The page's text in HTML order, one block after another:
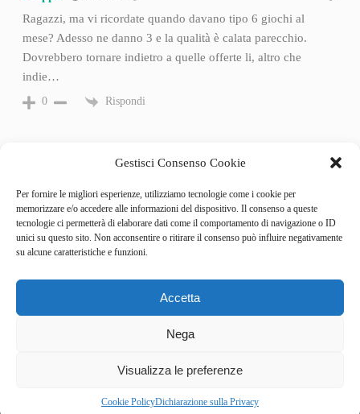
Gestisci Consenso Cookie
Per fornire le migliori esperienze, utilizziamo tecnologie come i cookie per
memorizzare e/o accedere alle informazioni del dispositivo. Il consenso a queste
tecnologie ci permetterà di elaborare dati come il comportamento di navigazione o ID
unici su questo sito. Non acconsentire o ritirare il consenso può influire negativamente
su alcune caratteristiche e funzioni.
Accetta
Nega
Visualizza le preferenze
Cookie PolicyDichiarazione sulla Privacy
Ragazzi, ma vi ricordate quando davano tipo 6 giochi al
mese? Adesso ne danno 3 e la qualità è calata parecchio.
Dovrebbero tornare indietro a quelle offerte li, altro che
indie…
0 Rispondi
Categories
GameSpotlight
News
RumorZone